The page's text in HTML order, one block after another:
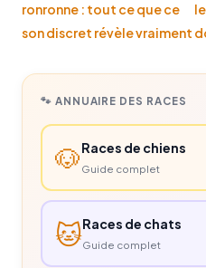
ronronne : tout ce que ce
son discret révèle vraiment
🐾 ANNUAIRE DES RACES
🐶Races de chiens
Guide complet
🐱Races de chats
Guide complet